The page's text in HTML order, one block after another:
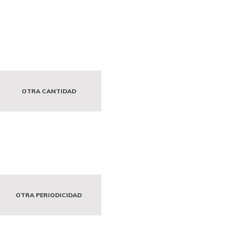
OTRA CANTIDAD
OTRA PERIODICIDAD